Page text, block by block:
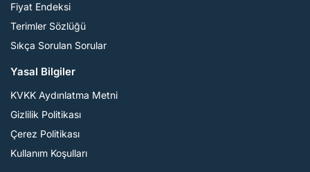
Fiyat Endeksi
Terimler Sözlüğü
Sıkça Sorulan Sorular
Yasal Bilgiler
KVKK Aydınlatma Metni
Gizlilik Politikası
Çerez Politikası
Kullanım Koşulları